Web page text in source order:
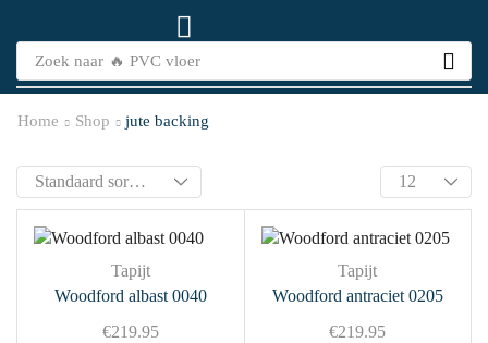
Zoek naar 🔥 PVC vloer
Home Shop jute backing
Tapijt
Woodford albast 0040
€219.95
Tapijt
Woodford antraciet 0205
€219.95